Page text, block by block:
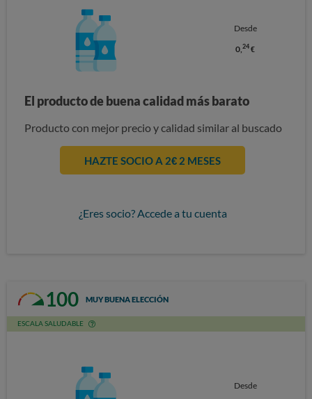
Desde
0,24 €
El producto de buena calidad más barato
Producto con mejor precio y calidad similar al buscado
HAZTE SOCIO A 2€ 2 MESES
¿Eres socio? Accede a tu cuenta
100 MUY BUENA ELECCIÓN
ESCALA SALUDABLE
Desde